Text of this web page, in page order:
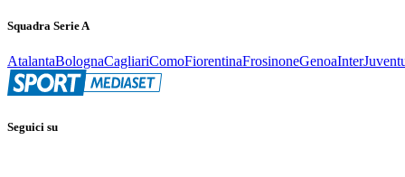
Squadra Serie A
AtalantaBolognaCagliariComoFiorentinaFrosinoneGenoaInter
Seguici su